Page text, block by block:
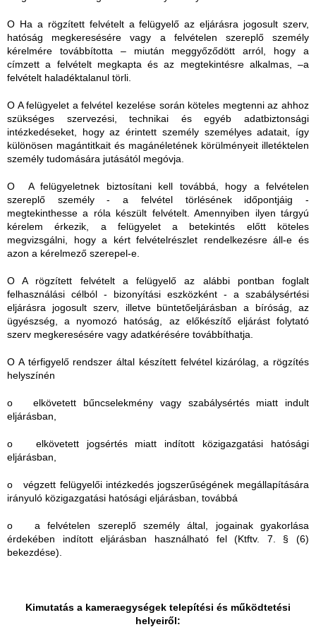
O Ha a rögzített felvételt a felügyelő az eljárásra jogosult szerv,
hatóság megkeresésére vagy a felvételen szereplő személy
kérelmére továbbította – miután meggyőződött arról, hogy a
címzett a felvételt megkapta és az megtekintésre alkalmas, –a
felvételt haladéktalanul törli.
O A felügyelet a felvétel kezelése során köteles megtenni az ahhoz
szükséges szervezési, technikai és egyéb adatbiztonsági
intézkedéseket, hogy az érintett személy személyes adatait, így
különösen magántitkait és magánéletének körülményeit illetéktelen
személy tudomására jutásától megóvja.
O A felügyeletnek biztosítani kell továbbá, hogy a felvételen
szereplő személy - a felvétel törlésének időpontjáig -
megtekinthesse a róla készült felvételt. Amennyiben ilyen tárgyú
kérelem érkezik, a felügyelet a betekintés előtt köteles
megvizsgálni, hogy a kért felvételrészlet rendelkezésre áll-e és
azon a kérelmező szerepel-e.
O A rögzített felvételt a felügyelő az alábbi pontban foglalt
felhasználási célból - bizonyítási eszközként - a szabálysértési
eljárásra jogosult szerv, illetve büntetőeljárásban a bíróság, az
ügyészség, a nyomozó hatóság, az előkészítő eljárást folytató
szerv megkeresésére vagy adatkérésére továbbíthatja.
O A térfigyelő rendszer által készített felvétel kizárólag, a rögzítés
helyszínén
o elkövetett bűncselekmény vagy szabálysértés miatt indult
eljárásban,
o elkövetett jogsértés miatt indított közigazgatási hatósági
eljárásban,
o végzett felügyelői intézkedés jogszerűségének megállapítására
irányuló közigazgatási hatósági eljárásban, továbbá
o a felvételen szereplő személy által, jogainak gyakorlása
érdekében indított eljárásban használható fel (Ktftv. 7. § (6)
bekezdése).
Kimutatás a kameraegységek telepítési és működtetési
helyeiről: